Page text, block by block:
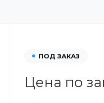
ПОД ЗАКАЗ
Цена по